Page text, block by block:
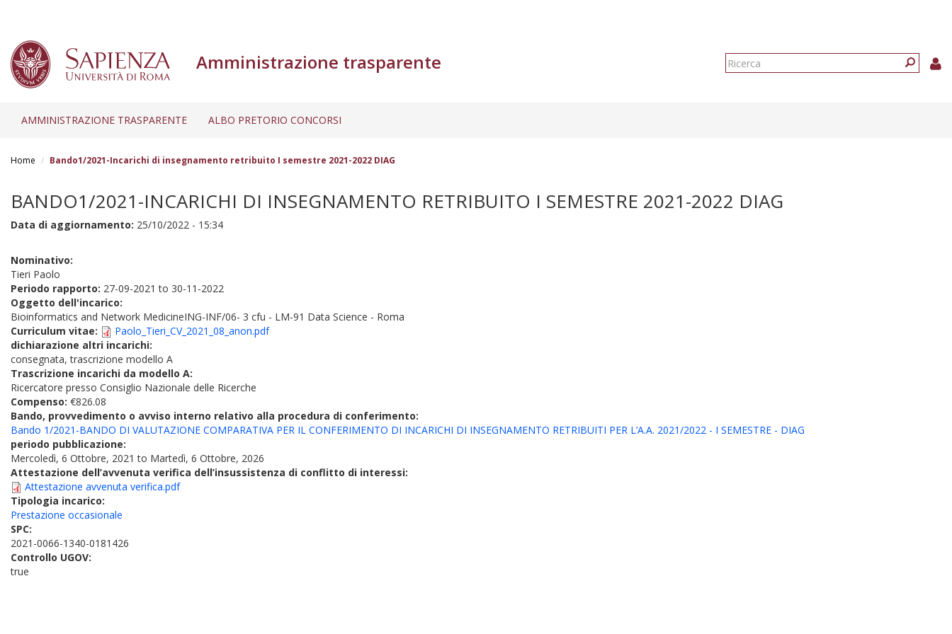
Amministrazione trasparente
Form
AMMINISTRAZIONE TRASPARENTE ALBO PRETORIO CONCORSI
Home Bando1/2021-Incarichi di insegnamento retribuito I semestre 2021-2022 DIAG
BANDO1/2021-INCARICHI DI INSEGNAMENTO RETRIBUITO I SEMESTRE 2021-2022 DIAG
Data di aggiornamento: 25/10/2022 - 15:34
Nominativo:
Tieri Paolo
Periodo rapporto: 27-09-2021 to 30-11-2022
Oggetto dell'incarico:
Bioinformatics and Network MedicineING-INF/06- 3 cfu - LM-91 Data Science - Roma
Curriculum vitae:
Paolo_Tieri_CV_2021_08_anon.pdf
dichiarazione altri incarichi:
consegnata, trascrizione modello A
Trascrizione incarichi da modello A:
Ricercatore presso Consiglio Nazionale delle Ricerche
Compenso: €826.08
Bando, provvedimento o avviso interno relativo alla procedura di conferimento:
Bando 1/2021-BANDO DI VALUTAZIONE COMPARATIVA PER IL CONFERIMENTO DI INCARICHI DI INSEGNAMENTO RETRIBUITI PER L’A.A. 2021/2022 - I SEMESTRE - DIAG
periodo pubblicazione:
Mercoledì, 6 Ottobre, 2021 to Martedì, 6 Ottobre, 2026
Attestazione dell’avvenuta verifica dell’insussistenza di conflitto di interessi:
Attestazione avvenuta verifica.pdf
Tipologia incarico:
Prestazione occasionale
SPC:
2021-0066-1340-0181426
Controllo UGOV:
true